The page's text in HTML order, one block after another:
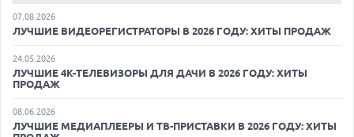
07.08.2026
ЛУЧШИЕ ВИДЕОРЕГИСТРАТОРЫ В 2026 ГОДУ: ХИТЫ ПРОДАЖ
24.05.2026
ЛУЧШИЕ 4K-ТЕЛЕВИЗОРЫ ДЛЯ ДАЧИ В 2026 ГОДУ: ХИТЫ
ПРОДАЖ
08.06.2026
ЛУЧШИЕ МЕДИАПЛЕЕРЫ И ТВ-ПРИСТАВКИ В 2026 ГОДУ: ХИТЫ
06.08.2026
ИИ-ПОИСК SHOPIFY УВЕЛИЧИЛ ТРАФИК И ПРОДАЖИ В ТРИ
РАЗА